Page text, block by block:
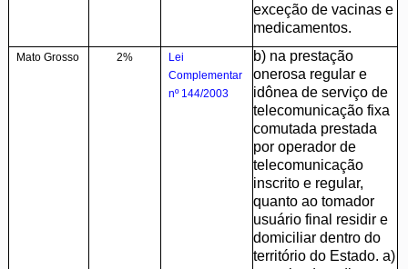
exceção de vacinas e
medicamentos.
Mato Grosso 2%
Lei
Complementar
nº 144/2003
b) na prestação
onerosa regular e
idônea de serviço de
telecomunicação fixa
comutada prestada
por operador de
telecomunicação
inscrito e regular,
quanto ao tomador
usuário final residir e
domiciliar dentro do
território do Estado. a)